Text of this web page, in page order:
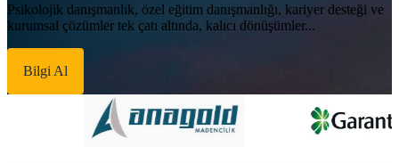
Psikolojik danışmanlık, özel eğitim danışmanlığı, kariyer desteği ve
kurumsal çözümler tek çatı altında, kalıcı dönüşümler...
Bilgi Al